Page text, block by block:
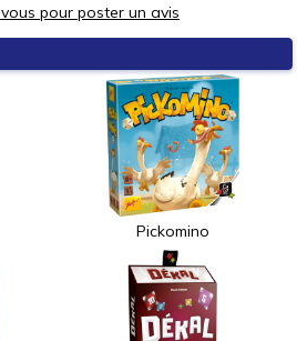
pour poster un avis
Pickomino